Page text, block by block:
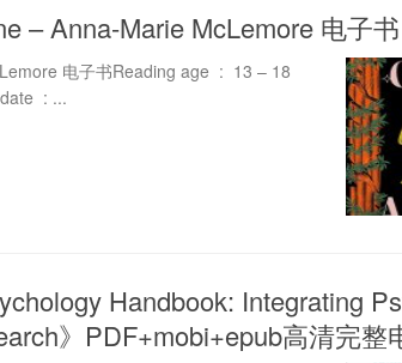
– Anna-Marie McLemore 电子书
电子书Reading age ‏ : ‎ 13 – 18
yearsGrade level ‏ : ‎ 10 – 12Publication date ‏ : ‎...
Handbook: Integrating
》PDF+mobi+epub高清完整